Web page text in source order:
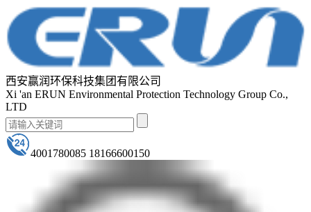
西安赢润环保科技集团有限公司
Xi 'an ERUN Environmental Protection Technology Group Co.,
LTD
4001780085 18166600150